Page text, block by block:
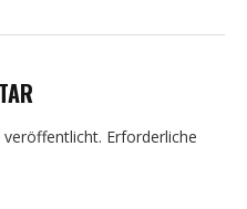
veröffentlicht. Erforderliche